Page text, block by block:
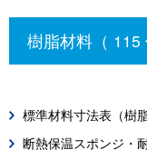
樹脂材料（ 115
標準材料寸法表（樹
断熱保温スポンジ・